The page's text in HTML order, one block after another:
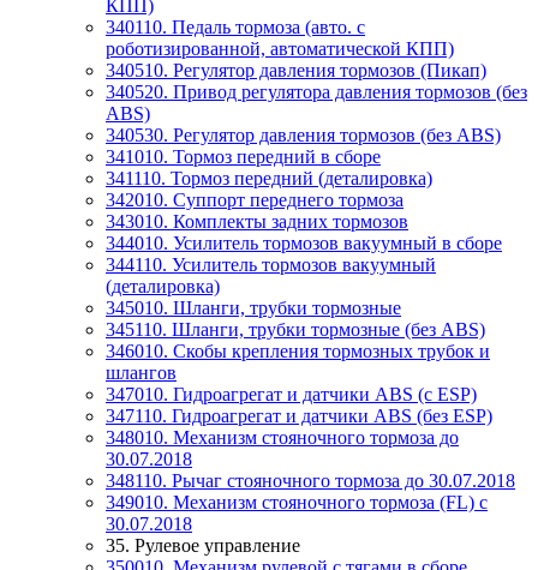
КПП)
340110. Педаль тормоза (авто. с
роботизированной, автоматической КПП)
340510. Регулятор давления тормозов (Пикап)
340520. Привод регулятора давления тормозов (без
ABS)
340530. Регулятор давления тормозов (без ABS)
341010. Тормоз передний в сборе
341110. Тормоз передний (деталировка)
342010. Суппорт переднего тормоза
343010. Комплекты задних тормозов
344010. Усилитель тормозов вакуумный в сборе
344110. Усилитель тормозов вакуумный
(деталировка)
345010. Шланги, трубки тормозные
345110. Шланги, трубки тормозные (без ABS)
346010. Скобы крепления тормозных трубок и
шлангов
347010. Гидроагрегат и датчики ABS (с ESP)
347110. Гидроагрегат и датчики ABS (без ESP)
348010. Механизм стояночного тормоза до
30.07.2018
348110. Рычаг стояночного тормоза до 30.07.2018
349010. Механизм стояночного тормоза (FL) c
30.07.2018
35. Рулевое управление